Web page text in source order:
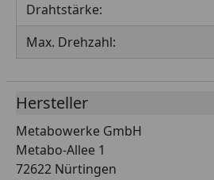
Drahtstärke:
Max. Drehzahl:
Hersteller
Metabowerke GmbH
Metabo-Allee 1
72622 Nürtingen